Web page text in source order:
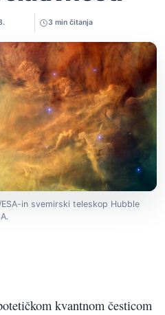
3 min čitanja
in svemirski teleskop Hubble
kvantnom česticom